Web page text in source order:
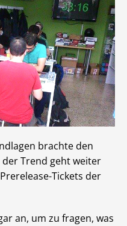
brachte den
Trend geht weiter
Tickets der
an, um zu fragen, was